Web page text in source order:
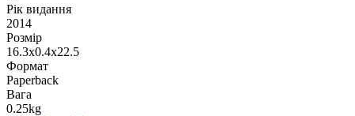
Рік видання
2014
Розмір
16.3x0.4x22.5
Формат
Paperback
Вага
0.25kg